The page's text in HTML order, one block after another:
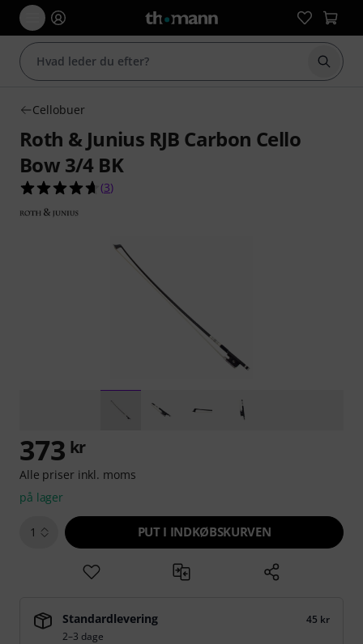
Start
Cellobuer
Roth & Junius RJB Carbon Cello
Bow 3/4 BK
4.7 ud af 5 stjerner fra 3 kundebedømmelser
(3)
373 kr
Alle priser inkl. moms
på lager
1 PUT I INDKØBSKURVEN
Standardlevering
45 kr
2–3 dage